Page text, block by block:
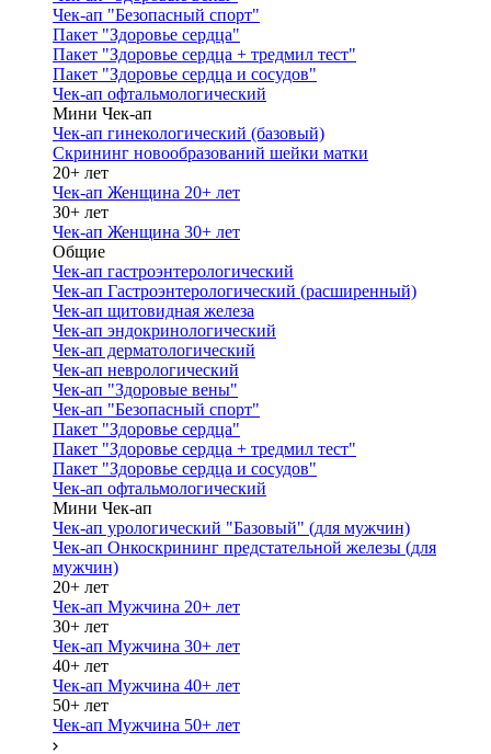
Чек-ап "Безопасный спорт"
Пакет "Здоровье сердца"
Пакет "Здоровье сердца + тредмил тест"
Пакет "Здоровье сердца и сосудов"
Чек-ап офтальмологический
Мини Чек-ап
Чек-ап гинекологический (базовый)
Скрининг новообразований шейки матки
20+ лет
Чек-ап Женщина 20+ лет
30+ лет
Чек-ап Женщина 30+ лет
Общие
Чек-ап гастроэнтерологический
Чек-ап Гастроэнтерологический (расширенный)
Чек-ап щитовидная железа
Чек-ап эндокринологический
Чек-ап дерматологический
Чек-ап неврологический
Чек-ап "Здоровые вены"
Чек-ап "Безопасный спорт"
Пакет "Здоровье сердца"
Пакет "Здоровье сердца + тредмил тест"
Пакет "Здоровье сердца и сосудов"
Чек-ап офтальмологический
Мини Чек-ап
Чек-ап урологический "Базовый" (для мужчин)
Чек-ап Онкоскрининг предстательной железы (для
мужчин)
20+ лет
Чек-ап Мужчина 20+ лет
30+ лет
Чек-ап Мужчина 30+ лет
40+ лет
Чек-ап Мужчина 40+ лет
50+ лет
Чек-ап Мужчина 50+ лет